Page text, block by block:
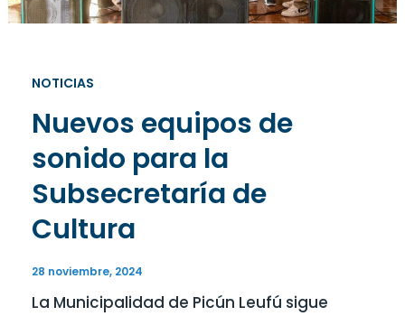
NOTICIAS
Nuevos equipos de
sonido para la
Subsecretaría de
Cultura
28 noviembre, 2024
La Municipalidad de Picún Leufú sigue